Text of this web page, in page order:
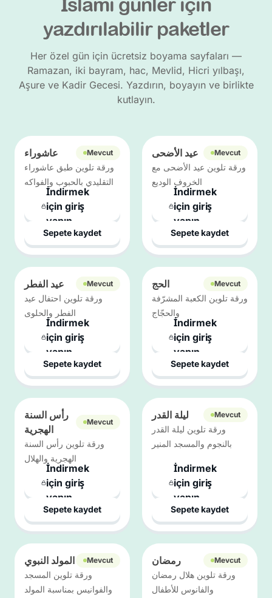
İslami günler için
yazdırılabilir paketler
Her özel gün için ücretsiz boyama sayfaları —
Ramazan, iki bayram, hac, Mevlid, Hicri yılbaşı,
Aşure ve Kadir Gecesi. Yazdırın, boyayın ve birlikte
kutlayın.
عاشوراء Mevcut
ورقة تلوين طبق عاشوراء
التقليدي بالحبوب والفواكه
İndirmek
için giriş
yapın
Sepete kaydet
عيد الأضحى Mevcut
ورقة تلوين عيد الأضحى مع
الخروف الوديع
İndirmek
için giriş
yapın
Sepete kaydet
عيد الفطر Mevcut
ورقة تلوين احتفال عيد
الفطر والحلوى
İndirmek
için giriş
yapın
Sepete kaydet
الحج Mevcut
ورقة تلوين الكعبة المشرّفة
والحجّاج
İndirmek
için giriş
yapın
Sepete kaydet
رأس السنة
الهجرية
Mevcut
ورقة تلوين رأس السنة
الهجرية والهلال
İndirmek
için giriş
yapın
Sepete kaydet
ليلة القدر Mevcut
ورقة تلوين ليلة القدر
بالنجوم والمسجد المنير
İndirmek
için giriş
yapın
Sepete kaydet
المولد النبوي Mevcut
ورقة تلوين المسجد
والفوانيس بمناسبة المولد
رمضان Mevcut
ورقة تلوين هلال رمضان
والفانوس للأطفال